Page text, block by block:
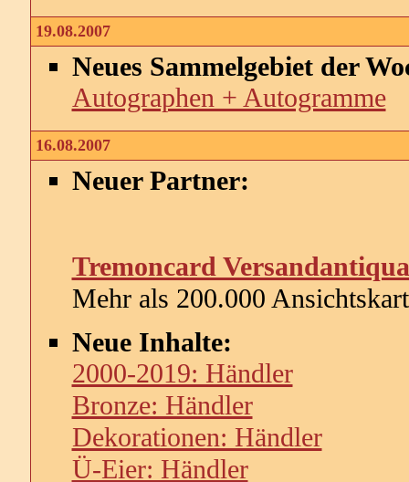
19.08.2007
Neues Sammelgebiet der
Autographen + Autogramme
16.08.2007
Neuer Partner:
Tremoncard
Mehr als 200.000
Neue Inhalte:
2000-2019: Händler
Bronze: Händler
Dekorationen: Händler
Ü-Eier: Händler